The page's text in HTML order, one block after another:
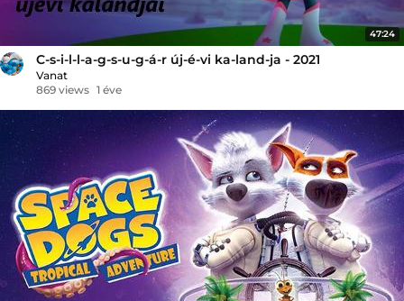
47:24
C-s-i-l-l-a-g-s-u-g-á-r új-é-vi ka-land-ja - 2021
Vanat
869 views 1 éve